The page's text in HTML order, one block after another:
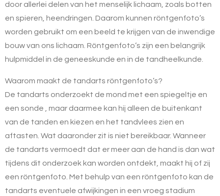
door allerlei delen van het menselijk lichaam, zoals botten
en spieren, heendringen. Daarom kunnen röntgenfoto’s
worden gebruikt om een beeld te krijgen van de inwendige
bouw van ons lichaam. Röntgenfoto’s zijn een belangrijk
hulpmiddel in de geneeskunde en in de tandheelkunde.
Waarom maakt de tandarts röntgenfoto’s?
De tandarts onderzoekt de mond met een spiegeltje en
een sonde , maar daarmee kan hij alleen de buitenkant
van de tanden en kiezen en het tandvlees zien en
aftasten. Wat daaronder zit is niet bereikbaar. Wanneer
de tandarts vermoedt dat er meer aan de hand is dan wat
tijdens dit onderzoek kan worden ontdekt, maakt hij of zij
een röntgenfoto. Met behulp van een röntgenfoto kan de
tandarts eventuele afwijkingen in een vroeg stadium